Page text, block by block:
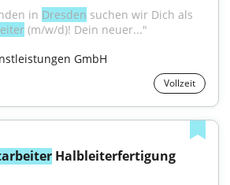
in Dresden
(m/w/d)! Dein neuer..."
GmbH
Vollzeit
Halbleiterfertigung